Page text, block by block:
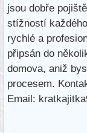
jsou dobře
stížností
rychlé a
připsán do
domova, aniž
procesem.
Email: